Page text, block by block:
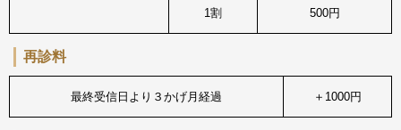
1割 500円
再診料
最終受信日より３かげ月経過 ＋1000円